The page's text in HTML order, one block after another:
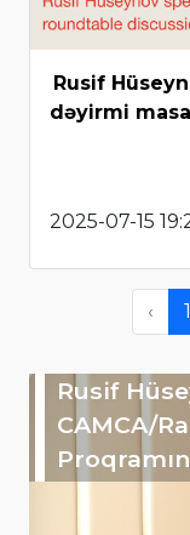
Rusif
dəyirmi
2025-07-15
‹ 1
Rusif
CAMCA/